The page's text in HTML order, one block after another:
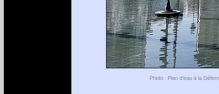
Photo : Plan d'eau à la